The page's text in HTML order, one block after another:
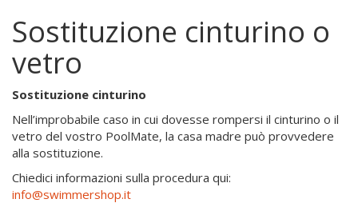
Sostituzione cinturino o
vetro
Sostituzione cinturino
Nell’improbabile caso in cui dovesse rompersi il cinturino o il
vetro del vostro PoolMate, la casa madre può provvedere
alla sostituzione.
Chiedici informazioni sulla procedura qui:
info@swimmershop.it